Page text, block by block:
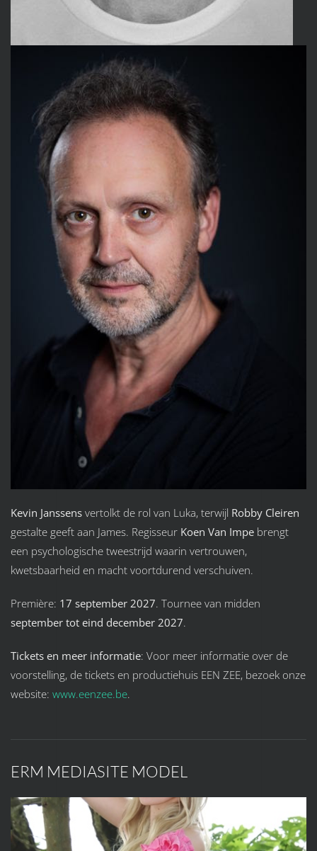
Kevin Janssens vertolkt de rol van Luka, terwijl Robby Cleiren
gestalte geeft aan James. Regisseur Koen Van Impe brengt
een psychologische tweestrijd waarin vertrouwen,
kwetsbaarheid en macht voortdurend verschuiven.
Première: 17 september 2027. Tournee van midden
september tot eind december 2027.
Tickets en meer informatie: Voor meer informatie over de
voorstelling, de tickets en productiehuis EEN ZEE, bezoek onze
website: www.eenzee.be.
ERM MEDIASITE MODEL